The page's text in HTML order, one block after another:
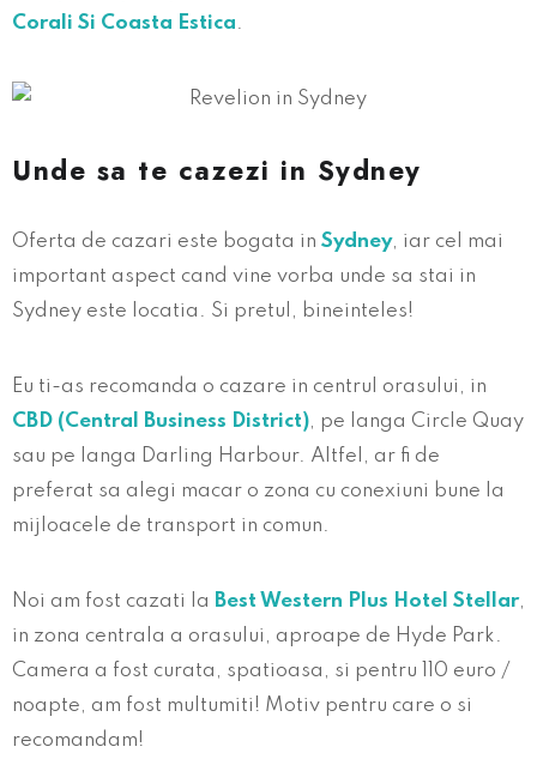
Corali Si Coasta Estica.
Unde sa te cazezi in Sydney
Oferta de cazari este bogata in Sydney, iar cel mai
important aspect cand vine vorba unde sa stai in
Sydney este locatia. Si pretul, bineinteles!
Eu ti-as recomanda o cazare in centrul orasului, in
CBD (Central Business District), pe langa Circle Quay
sau pe langa Darling Harbour. Altfel, ar fi de
preferat sa alegi macar o zona cu conexiuni bune la
mijloacele de transport in comun.
Noi am fost cazati la Best Western Plus Hotel Stellar,
in zona centrala a orasului, aproape de Hyde Park.
Camera a fost curata, spatioasa, si pentru 110 euro /
noapte, am fost multumiti! Motiv pentru care o si
recomandam!